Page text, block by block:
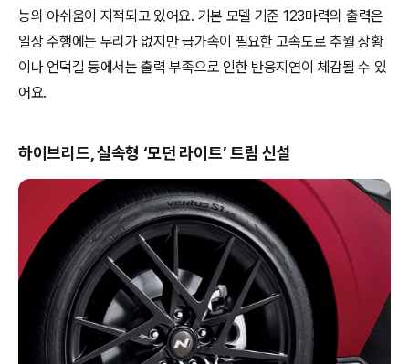
능의 아쉬움이 지적되고 있어요. 기본 모델 기준 123마력의 출력은
일상 주행에는 무리가 없지만 급가속이 필요한 고속도로 추월 상황
이나 언덕길 등에서는 출력 부족으로 인한 반응지연이 체감될 수 있
어요.
하이브리드, 실속형 ‘모던 라이트’ 트림 신설